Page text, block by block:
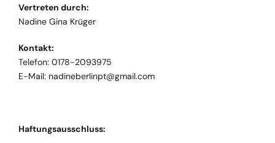
Vertreten durch:
Nadine Gina Krüger
Kontakt:
Telefon: 0178-2093975
E-Mail: nadineberlinpt@gmail.com
Haftungsausschluss: